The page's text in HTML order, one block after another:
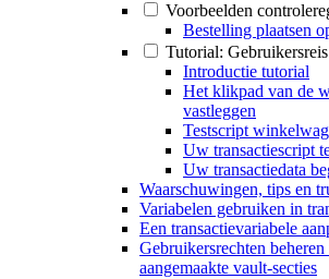
Voorbeelden
Bestelling plaatsen
Tutorial:
Introductie tutorial
Het klikpad van de
vastleggen
Testscript
Uw transactiescript
Uw transactiedata
Waarschuwingen, tips en
Variabelen gebruiken in
Een transactievariabele
Gebruikersrechten
aangemaakte vault-secties